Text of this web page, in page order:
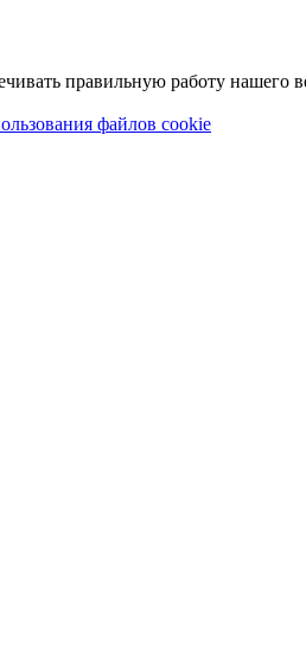
правильную работу нашего
файлов cookie